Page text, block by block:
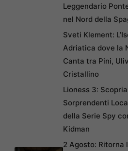
Leggendario
nel Nord della
Sveti Klement:
Adriatica dove la
Canta tra Pini,
Cristallino
Lioness 3:
Sorprendenti
della Serie Spy
Kidman
2 Agosto: Ritorna